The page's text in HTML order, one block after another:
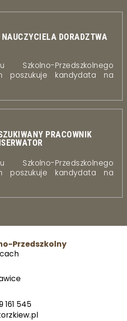
DORADZTWA
Szkolno-Przedszkolnego
poszukuje kandydata na
PRACOWNIK
Szkolno-Przedszkolnego
poszukuje kandydata na
Przedszkolny
161 545